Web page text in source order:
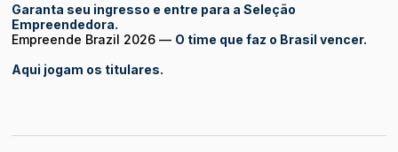
Garanta seu ingresso e entre para a Seleção
Empreendedora.
Empreende Brazil 2026 — O time que faz o Brasil vencer.
Aqui jogam os titulares.